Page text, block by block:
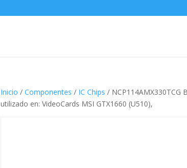
Inicio / Componentes / IC Chips / NCP114AMX330TCG
utilizado en: VideoCards MSI GTX1660 (U510),